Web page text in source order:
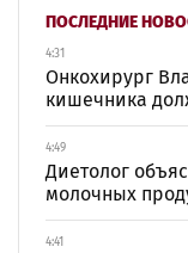
ПОСЛЕДНИЕ
4:31
Онкохирург
кишечника
4:49
Диетолог
молочных
4:41